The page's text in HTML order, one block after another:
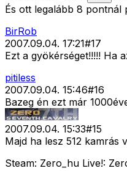
És ott legalább 8 pontnál
BirRob
2007.09.04. 17:21#17
Ezt a gyökérséget!!!!! Ha
pitiless
2007.09.04. 15:46#16
Bazeg én ezt már
2007.09.04. 15:33#15
Majd ha lesz 512
Steam: Zero_hu Live!: